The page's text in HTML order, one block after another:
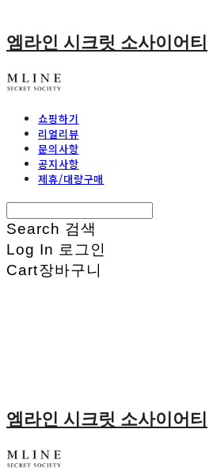
엠라인 시크릿 소사이어티
쇼핑하기
리얼리뷰
문의사항
공지사항
제휴/대량구매
Search 검색
Log In 로그인
Cart장바구니
엠라인 시크릿 소사이어티